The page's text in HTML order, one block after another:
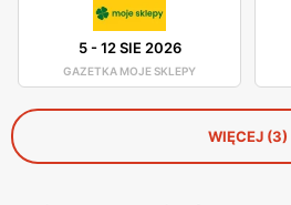
5-12 SIE 2026
GAZETKA MOJE SKLEPY
WIĘCEJ (3)